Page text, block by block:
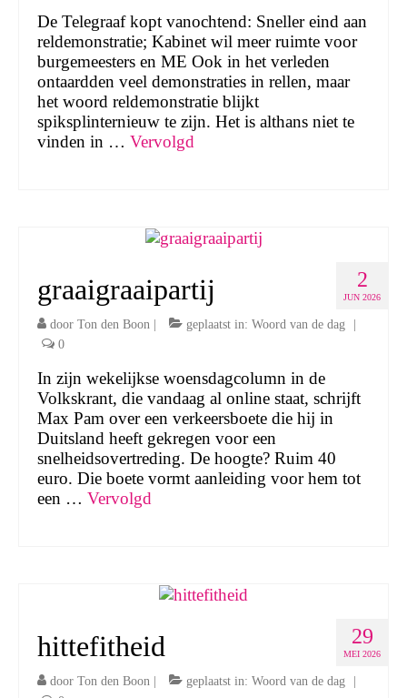
De Telegraaf kopt vanochtend: Sneller eind aan
reldemonstratie; Kabinet wil meer ruimte voor
burgemeesters en ME Ook in het verleden
ontaardden veel demonstraties in rellen, maar
het woord reldemonstratie blijkt
spiksplinternieuw te zijn. Het is althans niet te
vinden in … Vervolgd
2
JUN 2026
graaigraaipartij
door Ton den Boon geplaatst in: Woord van de dag
0
In zijn wekelijkse woensdagcolumn in de
Volkskrant, die vandaag al online staat, schrijft
Max Pam over een verkeersboete die hij in
Duitsland heeft gekregen voor een
snelheidsovertreding. De hoogte? Ruim 40
euro. Die boete vormt aanleiding voor hem tot
een … Vervolgd
29
MEI 2026
hittefitheid
door Ton den Boon | geplaatst in: Woord van de dag
|